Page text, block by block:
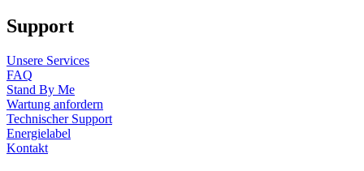
Support
Unsere Services
FAQ
Stand By Me
Wartung anfordern
Technischer Support
Energielabel
Kontakt